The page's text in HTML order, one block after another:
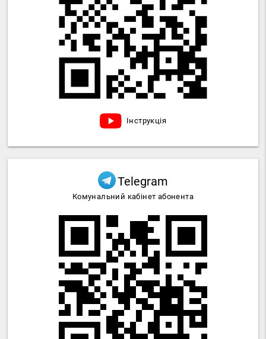
Інструкція
Telegram
Комунальний кабінет абонента